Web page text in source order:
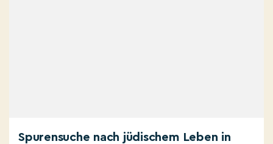
Spurensuche nach jüdischem Leben in